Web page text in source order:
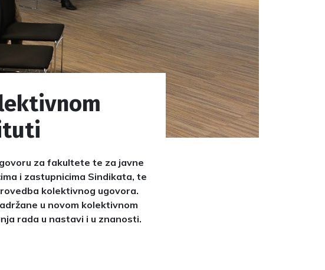
za fakultete te za javne
i zastupnicima Sindikata, te
kolektivnog ugovora.
u novom kolektivnom
rada u nastavi i u znanosti.